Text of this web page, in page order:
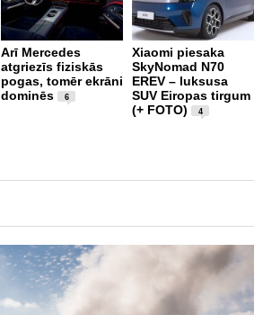
Arī Mercedes
atgriezīs fiziskās
pogas, tomēr ekrāni
dominēs
6
Xiaomi piesaka
SkyNomad N70
EREV – luksusa
SUV Eiropas tirgum
(+ FOTO)
4